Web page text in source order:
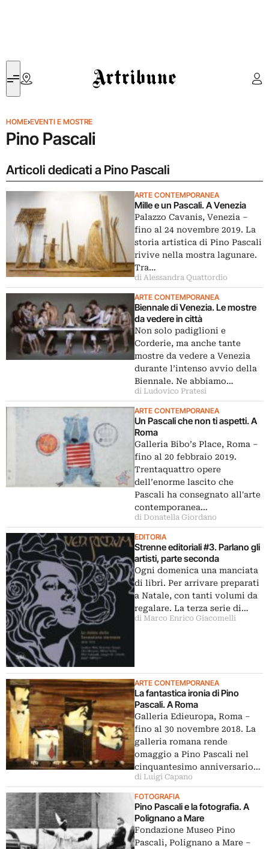
Artribune
HOME›EVENTI E MOSTRE
Pino Pascali
Articoli dedicati a Pino Pascali
ARTE CONTEMPORANEA
Mille e un Pascali. A Venezia
Palazzo Cavanis, Venezia –
fino al 24 novembre 2019. La
storia artistica di Pino Pascali
rivive nella mostra lagunare.
Tra…
di Alessandra Quattordio
ARTE CONTEMPORANEA
Biennale di Venezia. Le mostre
da vedere in città
Non solo padiglioni e
Corderie, ma anche tante
mostre da vedere a Venezia
durante l’intenso avvio della
Biennale. Ne abbiamo…
di Ludovico Pratesi
ARTE CONTEMPORANEA
Un Pascali che non ti aspetti. A
Roma
Galleria Bibo’s Place, Roma ‒
fino al 20 febbraio 2019.
Trentaquattro opere
dell’enorme lascito che
Pascali ha consegnato all'arte
contemporanea…
di Donatella Giordano
EDITORIA
Strenne editoriali #3. Parlano gli
artisti, parte seconda
Ogni domenica una manciata
di libri. Per arrivare preparati
a Natale, con tanti volumi da
regalare. La terza serie di…
di Marco Enrico Giacomelli
ARTE CONTEMPORANEA
La fantastica ironia di Pino
Pascali. A Roma
Galleria Edieuropa, Roma ‒
fino al 30 novembre 2018. La
galleria romana rende
omaggio a Pino Pascali nel
cinquantesimo anniversario…
di Luigi Capano
FOTOGRAFIA
Pino Pascali e la fotografia. A
Polignano a Mare
Fondazione Museo Pino
Pascali, Polignano a Mare ‒